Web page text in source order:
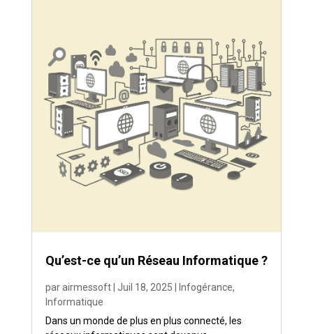
Qu’est-ce qu’un Réseau Informatique ?
parairmessoft| Juil 18, 2025 Infogérance,
Informatique
Dans un monde de plus en plus connecté, les